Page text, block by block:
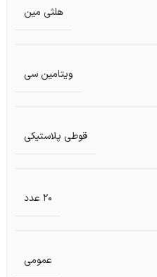
هلثی مین
ویتامین سی
قوطی پلاستیکی
20 عدد
عمومی